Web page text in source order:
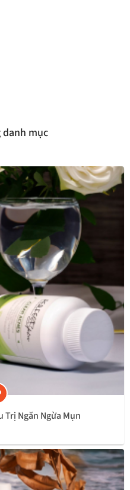
mục
Trị Ngăn Ngừa Mụn